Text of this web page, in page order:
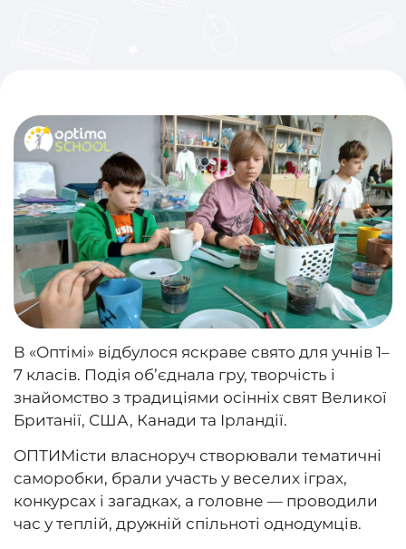
В «Оптімі» відбулося яскраве свято для учнів 1–
7 класів. Подія об’єднала гру, творчість і
знайомство з традиціями осінніх свят Великої
Британії, США, Канади та Ірландії.
ОПТИМісти власноруч створювали тематичні
саморобки, брали участь у веселих іграх,
конкурсах і загадках, а головне — проводили
час у теплій, дружній спільноті однодумців.